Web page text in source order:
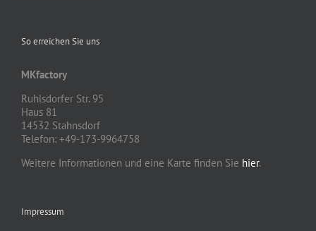
So erreichen Sie uns
MKfactory
Ruhlsdorfer Str. 95
Haus 81
14532 Stahnsdorf
Telefon: +49-173-9964758
Weitere Informationen und eine Karte finden Sie hier.
Impressum